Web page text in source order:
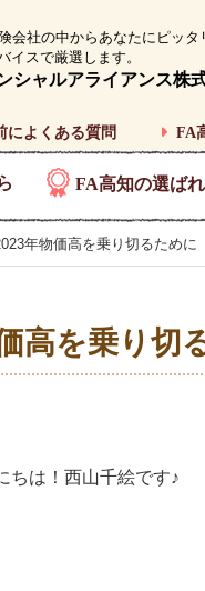
会社の中からあなたにピッタ
イスで厳選します。
シャルアライアンス
によくある質問 FA
FA高知の選ば
年物価高を乗り切るために
高を乗り切
ちは！西山千絵です♪